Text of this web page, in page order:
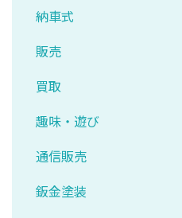
納車式
販売
買取
趣味・遊び
通信販売
鈑金塗装